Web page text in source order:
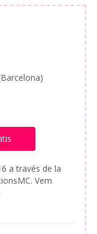
a través de la
Vem